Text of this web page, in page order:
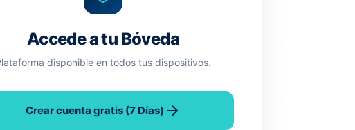
Accede a tu Bóveda
disponible en todos tus dispositivos.
Crear cuenta gratis (7 Días)